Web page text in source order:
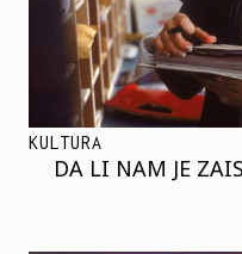
KULTURA
DA LI NAM JE